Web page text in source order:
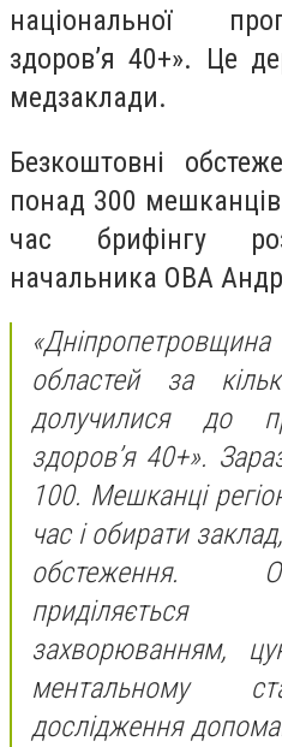
національної
здоров’я 40+». Це
медзаклади.
Безкоштовні
понад 300
час брифінгу
начальника ОВА
областей за
долучилися до
здоров’я 40+».
100. Мешканці
час і обирати
обстеження.
приділяється
захворюванням,
ментальному
дослідження